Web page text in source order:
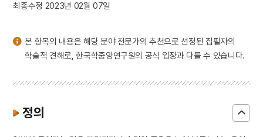
9 윤덕영
최종수정 2023년 02월 07일
본 항목의 내용은 해당 분야 전문가의 추천으로 선정된 집필자의
학술적 견해로, 한국학중앙연구원의 공식 입장과 다를 수 있습니다.
정의